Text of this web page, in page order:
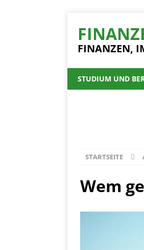
FINANZEN,
STUDIUM UND
STARTSEITE
Wem